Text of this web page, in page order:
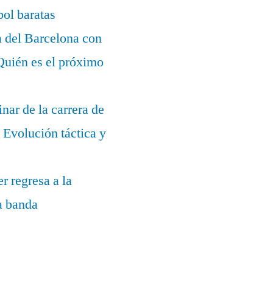
baratas
Barcelona con
es el próximo
de la carrera de
táctica y
regresa a la
banda